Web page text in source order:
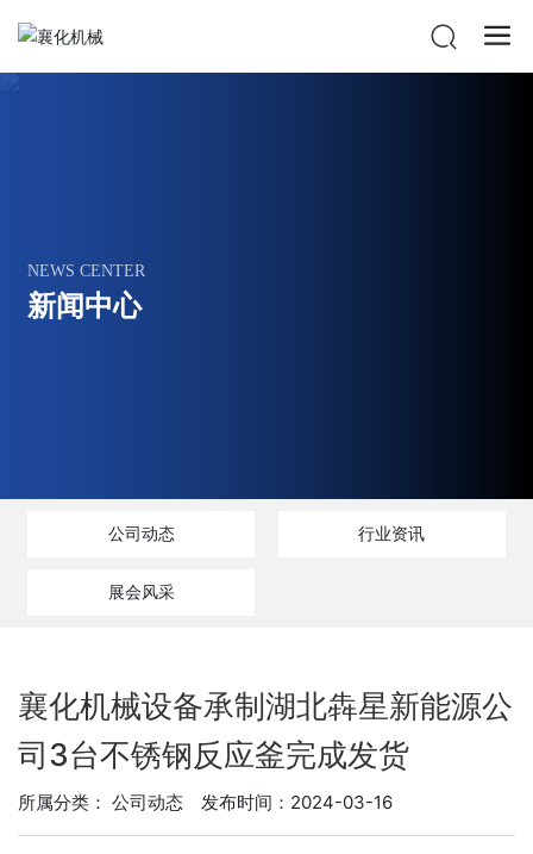
新闻中心
NEWS CENTER
公司动态 行业资讯
展会风采
襄化机械设备承制湖北犇星新能源公
司3台不锈钢反应釜完成发货
所属分类： 公司动态 发布时间：2024-03-16